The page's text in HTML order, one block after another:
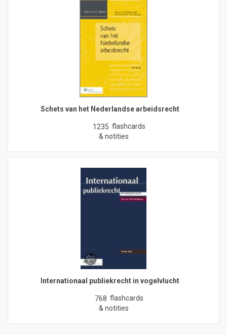
Schets van het Nederlandse arbeidsrecht
1235 flashcards
& notities
Internationaal publiekrecht in vogelvlucht
768 flashcards
& notities